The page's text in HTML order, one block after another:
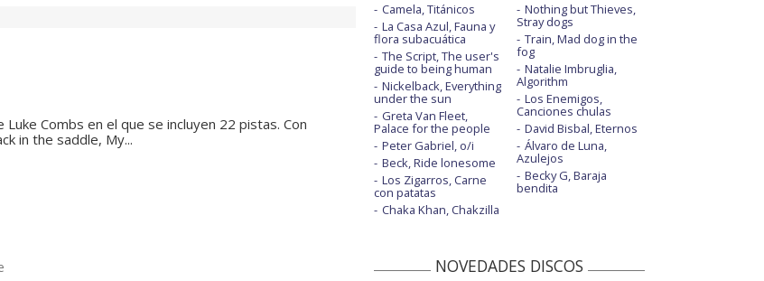
Combs en el que se incluyen 22 pistas. Con
in the saddle, My...
Camela, Titánicos
La Casa Azul, Fauna y
flora subacuática
The Script, The user's
guide to being human
Nickelback, Everything
under the sun
Greta Van Fleet,
Palace for the people
Peter Gabriel, o/i
Beck, Ride lonesome
Los Zigarros, Carne
con patatas
Chaka Khan, Chakzilla
Nothing but Thieves,
Stray dogs
Train, Mad dog in the
fog
Natalie Imbruglia,
Algorithm
Los Enemigos,
Canciones chulas
David Bisbal, Eternos
Álvaro de Luna,
Azulejos
Becky G, Baraja
bendita
NOVEDADES DISCOS